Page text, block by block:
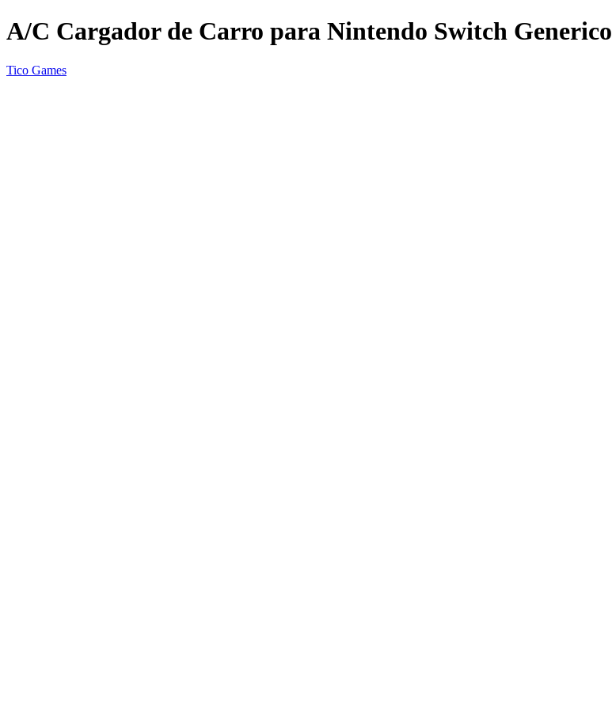
A/C Cargador de Carro para Nintendo Switch Generico
Tico Games